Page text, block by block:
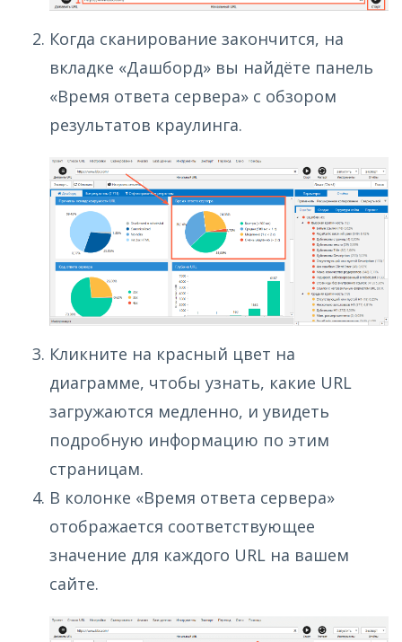
Когда сканирование закончится, на
вкладке «Дашборд» вы найдёте панель
«Время ответа сервера» с обзором
результатов краулинга.
Кликните на красный цвет на
диаграмме, чтобы узнать, какие URL
загружаются медленно, и увидеть
подробную информацию по этим
страницам.
В колонке «Время ответа сервера»
отображается соответствующее
значение для каждого URL на вашем
сайте.